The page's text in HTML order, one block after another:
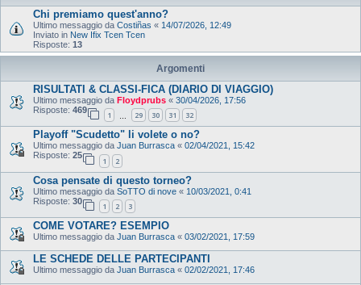
Chi premiamo quest'anno?
Ultimo messaggio da Costiñas « 14/07/2026, 12:49
Inviato in New Ifix Tcen Tcen
Risposte: 13
Argomenti
RISULTATI & CLASSI-FICA (DIARIO DI VIAGGIO)
Ultimo messaggio da Floydprubs « 30/04/2026, 17:56
Risposte: 469
1 29 30 31 32
Playoff "Scudetto" li volete o no?
Ultimo messaggio da Juan Burrasca « 02/04/2021, 15:42
Risposte: 25
1 2
Cosa pensate di questo torneo?
Ultimo messaggio da SoTTO di nove « 10/03/2021, 0:41
Risposte: 30
1 2 3
COME VOTARE? ESEMPIO
Ultimo messaggio da Juan Burrasca « 03/02/2021, 17:59
LE SCHEDE DELLE PARTECIPANTI
Ultimo messaggio da Juan Burrasca « 02/02/2021, 17:46